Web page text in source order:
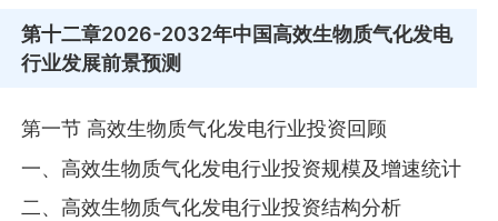
第十二章2026-2032年中国高效生物质气化发电
行业发展前景预测
第一节 高效生物质气化发电行业投资回顾
一、高效生物质气化发电行业投资规模及增速统计
二、高效生物质气化发电行业投资结构分析